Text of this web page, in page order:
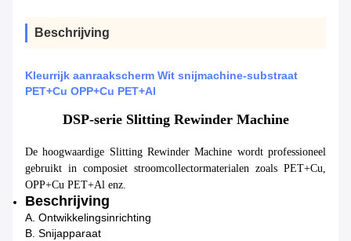
Beschrijving
Kleurrijk aanraakscherm Wit snijmachine-substraat
PET+Cu OPP+Cu PET+Al
DSP-serie Slitting Rewinder Machine
De hoogwaardige Slitting Rewinder Machine wordt professioneel
gebruikt in composiet stroomcollectormaterialen zoals PET+Cu,
OPP+Cu PET+Al enz.
Beschrijving
A. Ontwikkelingsinrichting
B. Snijapparaat